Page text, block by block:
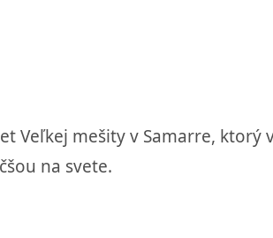
Veľkej mešity v Samarre, ktorý
na svete.